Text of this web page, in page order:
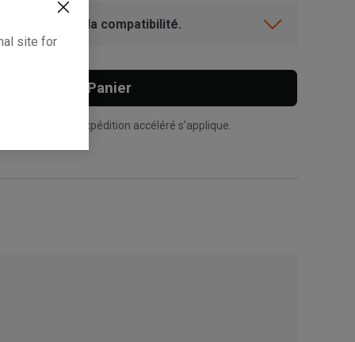
site for
Vérifiez la compatibilité.
Ajouter Au Panier
supplément d’expédition accéléré s’applique.